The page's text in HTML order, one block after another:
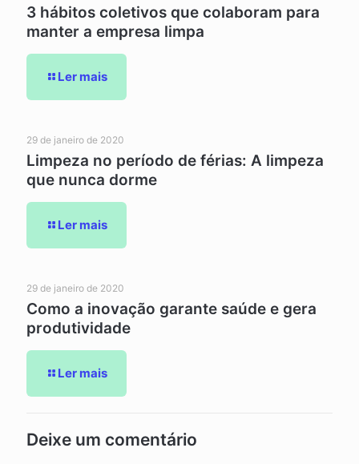
3 hábitos coletivos que colaboram para
manter a empresa limpa
Ler mais
29 de janeiro de 2020
Limpeza no período de férias: A limpeza
que nunca dorme
Ler mais
29 de janeiro de 2020
Como a inovação garante saúde e gera
produtividade
Ler mais
Deixe um comentário